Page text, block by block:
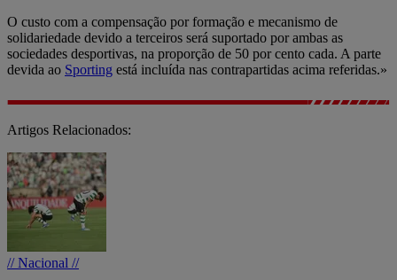
O custo com a compensação por formação e mecanismo de
solidariedade devido a terceiros será suportado por ambas as
sociedades desportivas, na proporção de 50 por cento cada. A parte
devida ao Sporting está incluída nas contrapartidas acima referidas.»
Artigos Relacionados:
// Nacional //